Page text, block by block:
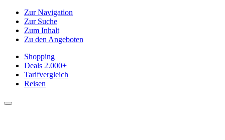
Zur Navigation
Zur Suche
Zum Inhalt
Zu den Angeboten
Shopping
Deals 2.000+
Tarifvergleich
Reisen